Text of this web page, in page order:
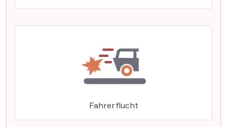
Fahrerflucht